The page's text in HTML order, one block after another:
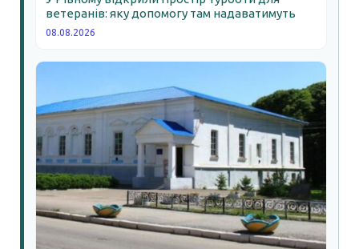
ветеранів: яку допомогу там надаватимуть
08.08.2026